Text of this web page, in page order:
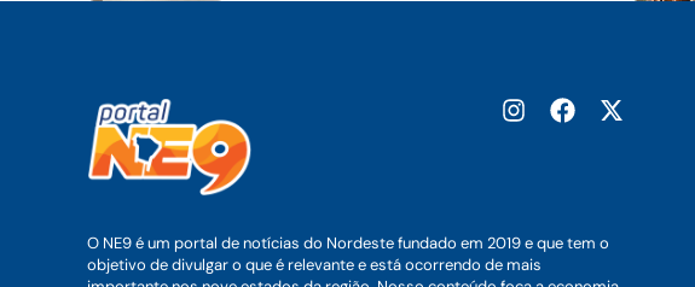
O NE9 é um portal de notícias do Nordeste fundado em 2019 e que tem o
objetivo de divulgar o que é relevante e está ocorrendo de mais